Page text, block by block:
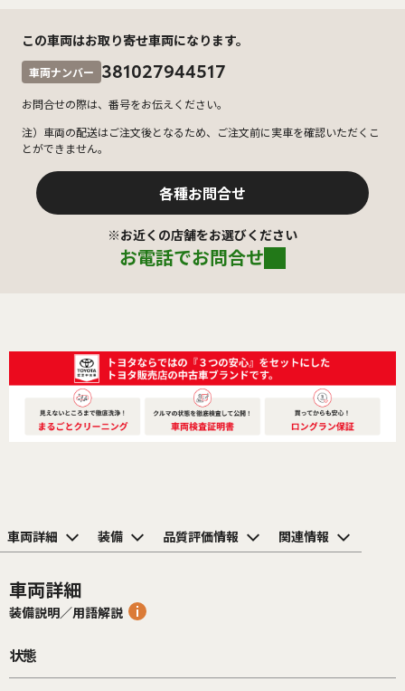
この車両はお取り寄せ車両になります。
車両ナンバー 381027944517
お問合せの際は、番号をお伝えください。
注）車両の配送はご注文後となるため、ご注文前に実車を確認いただくこ
とができません。
各種お問合せ
※お近くの店舗をお選びください
お電話でお問合せ
車両詳細 装備 品質評価情報 関連情報
車両詳細
装備説明／用語解説
状態